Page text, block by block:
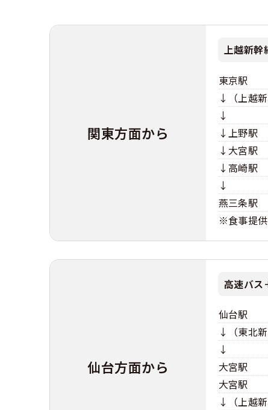
中型
大型
合宿費用の
合宿免許に
合宿免許 体
合宿免許 よ
まるわかり
全国の運転
本免学科試
特定商取引
関東方面から
上越新幹
東京駅
↓（上越新
↓
↓上野駅
↓大宮駅
↓高崎駅
↓
燕三条駅
※食事提供
仙台方面から
高速バス
仙台駅
↓（東北新
↓
大宮駅
大宮駅
↓（上越新